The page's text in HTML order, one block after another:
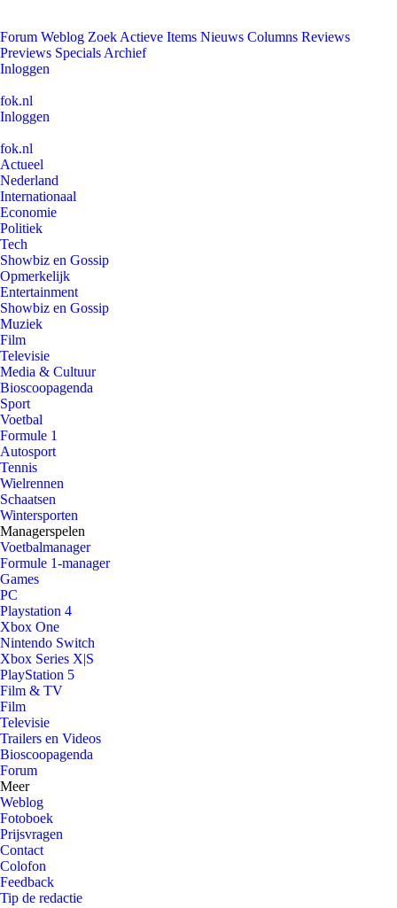
Forum Weblog Zoek Actieve Items Nieuws Columns Reviews
Previews Specials Archief
Inloggen
fok.nl
Inloggen
fok.nl
Actueel
Nederland
Internationaal
Economie
Politiek
Tech
Showbiz en Gossip
Opmerkelijk
Entertainment
Showbiz en Gossip
Muziek
Film
Televisie
Media & Cultuur
Bioscoopagenda
Sport
Voetbal
Formule 1
Autosport
Tennis
Wielrennen
Schaatsen
Wintersporten
Managerspelen
Voetbalmanager
Formule 1-manager
Games
PC
Playstation 4
Xbox One
Nintendo Switch
Xbox Series X|S
PlayStation 5
Film & TV
Film
Televisie
Trailers en Videos
Bioscoopagenda
Forum
Meer
Weblog
Fotoboek
Prijsvragen
Contact
Colofon
Feedback
Tip de redactie